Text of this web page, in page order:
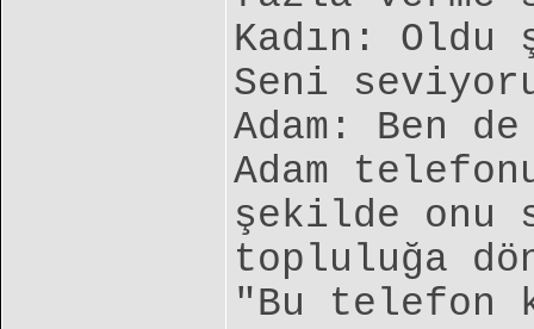
Kadın: Oldu
Seni
Adam: Ben
Adam
şekilde onu
topluluğa
"Bu telefon